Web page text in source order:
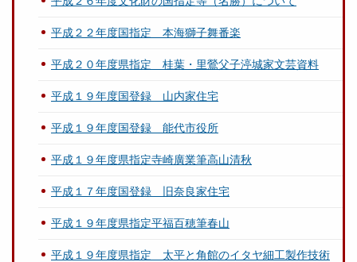
平成２２年度国指定 本海獅子舞番楽
平成２０年度県指定 桂葉・里鶯父子渟城家文芸資料
平成１９年度国登録 山内家住宅
平成１９年度国登録 能代市役所
平成１９年度県指定寺崎廣業筆高山清秋
平成１７年度国登録 旧奈良家住宅
平成１９年度県指定平福百穂筆春山
平成１９年度県指定 太平と角館のイタヤ細工製作技術